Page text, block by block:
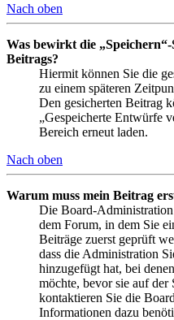
Nach oben
Was bewirkt die
Beitrags?
Hiermit können Sie die
zu einem späteren
Den gesicherten Beitrag
„Gespeicherte Entwürfe
Bereich erneut laden.
Nach oben
Warum muss mein Beitrag
Die Board-Administration
dem Forum, in dem Sie
Beiträge zuerst geprüft
dass die Administration
hinzugefügt hat, bei
möchte, bevor sie auf
kontaktieren Sie die
Informationen dazu